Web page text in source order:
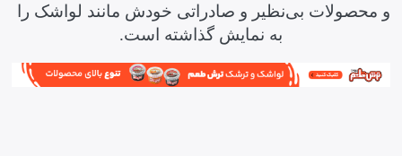
و محصولات بی‌نظیر و صادراتی خودش مانند لواشک را
به نمایش گذاشته است.